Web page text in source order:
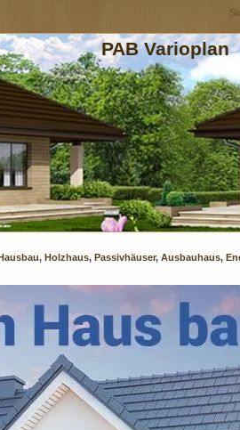
PAB Varioplan
Holzhaus, Passivhäuser, Ausbauhaus,